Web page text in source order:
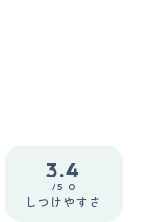
3.4
/5.0
しつけやすさ